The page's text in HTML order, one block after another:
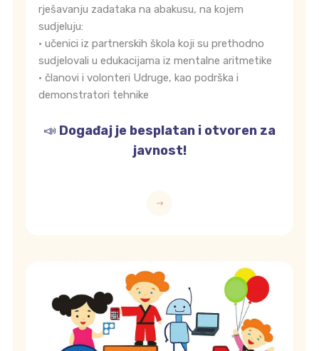
rješavanju zadataka na abakusu, na kojem
sudjeluju:
• učenici iz partnerskih škola koji su prethodno
sudjelovali u edukacijama iz mentalne aritmetike
• članovi i volonteri Udruge, kao podrška i
demonstratori tehnike
📣 Događaj je besplatan i otvoren za
javnost!